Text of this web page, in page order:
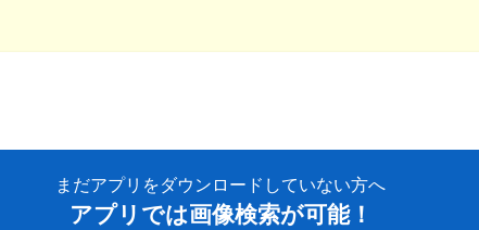
アプリでは画像検索が可能！
まだアプリをダウンロードしていない方へ